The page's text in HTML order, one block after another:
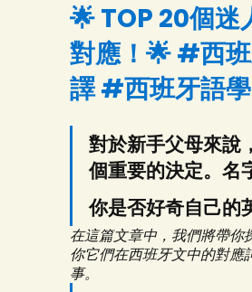
🌟 TOP 20個迷
對應！🌟 #西
譯 #西班牙語
對於新手父母來說
個重要的決定。名
你是否好奇自己的
在這篇文章中，我們將帶
你它們在西班牙文中的對應
事。